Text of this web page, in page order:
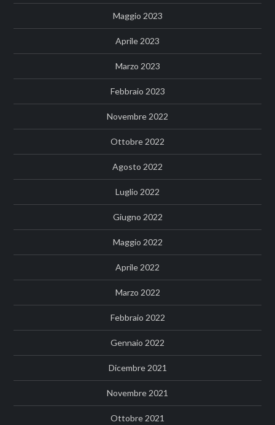
Maggio 2023
Aprile 2023
Marzo 2023
Febbraio 2023
Novembre 2022
Ottobre 2022
Agosto 2022
Luglio 2022
Giugno 2022
Maggio 2022
Aprile 2022
Marzo 2022
Febbraio 2022
Gennaio 2022
Dicembre 2021
Novembre 2021
Ottobre 2021